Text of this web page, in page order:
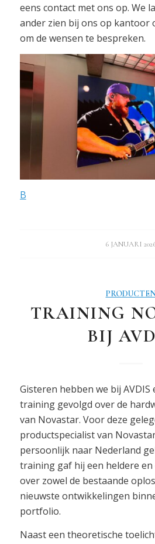
eens contact met ons op. We
ander zien bij ons op kantoor
om de wensen te bespreken.
B
6 JANUARI
TRAINING
BIJ
Gisteren hebben we bij
training gevolgd over de
van Novastar. Voor deze
productspecialist van
persoonlijk naar Nederland
training gaf hij een heldere
over zowel de bestaande
nieuwste ontwikkelingen
portfolio.
Naast een theoretische